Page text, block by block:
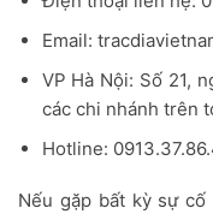
Email:
VP Hà Nội: Số 21,
các chi nhánh trên
Hotline:
Nếu gặp bất kỳ sự